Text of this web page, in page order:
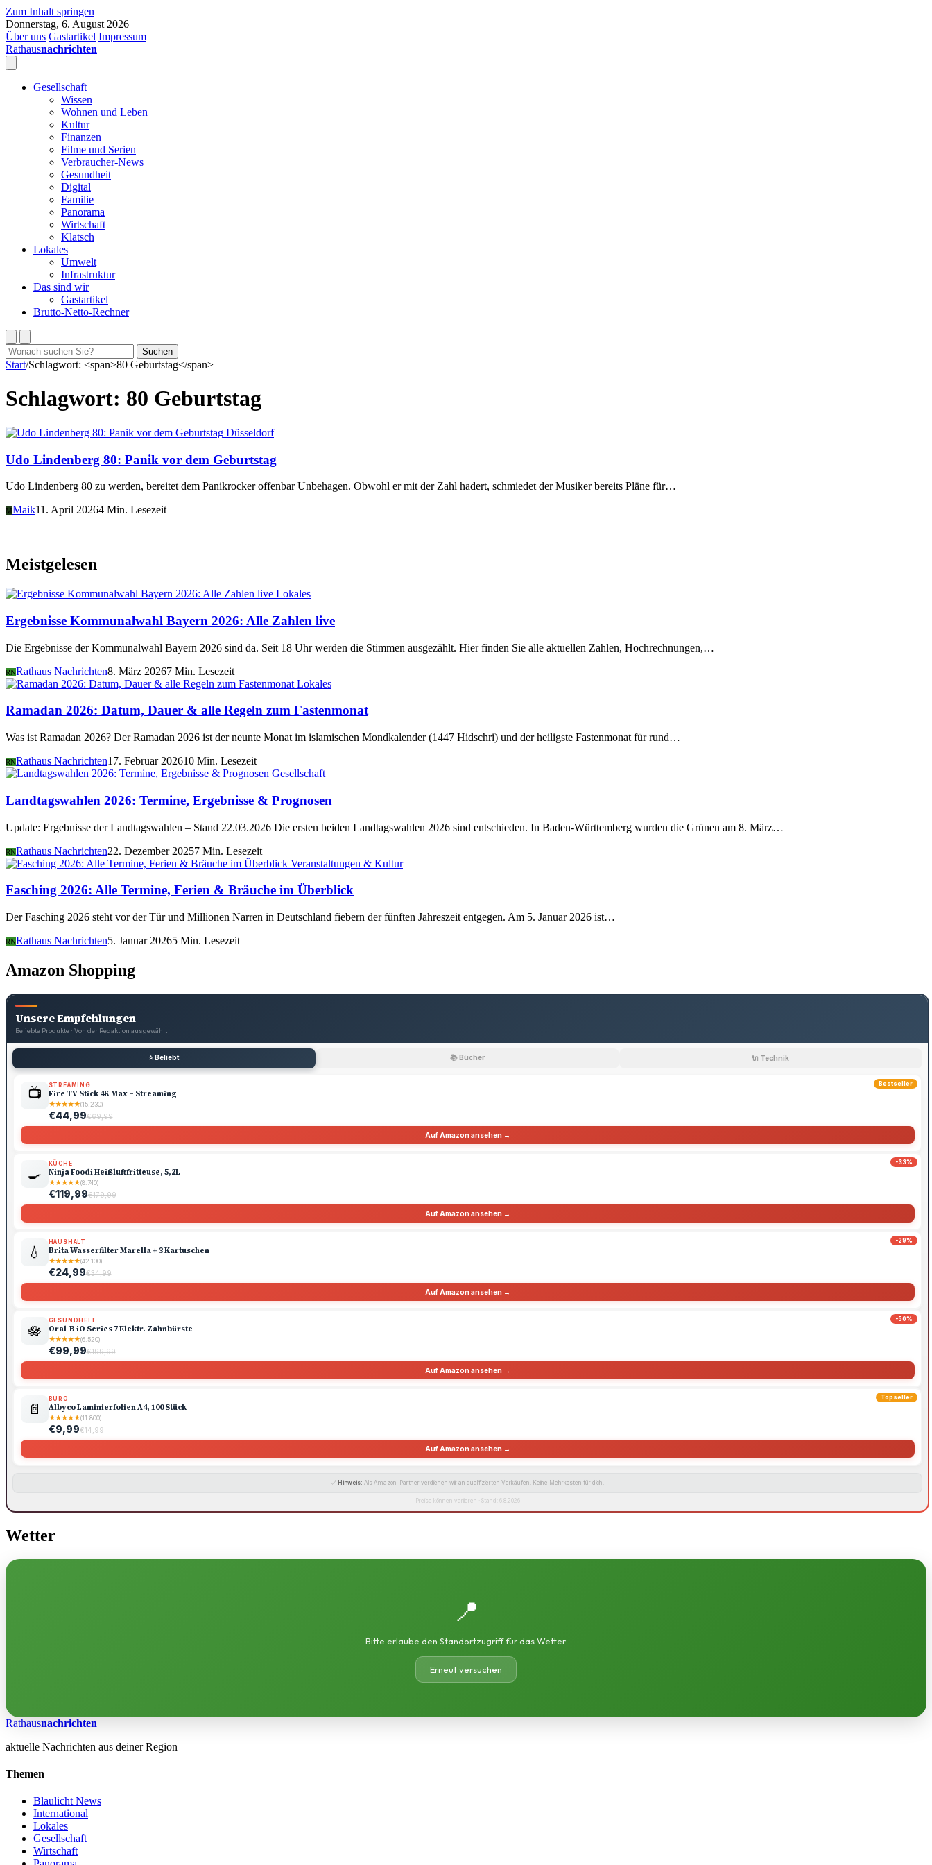
Zum Inhalt springen
Donnerstag, 6. August 2026
Über uns Gastartikel Impressum
Rathausnachrichten
Gesellschaft
Wissen
Wohnen und Leben
Kultur
Finanzen
Filme und Serien
Verbraucher-News
Gesundheit
Digital
Familie
Panorama
Wirtschaft
Klatsch
Lokales
Umwelt
Infrastruktur
Das sind wir
Gastartikel
Brutto-Netto-Rechner
Suchen
nach:
Suchen
Start/Schlagwort: <span>80 Geburtstag</span>
Schlagwort: 80 Geburtstag
Düsseldorf
Udo Lindenberg 80: Panik vor dem Geburtstag
Udo Lindenberg 80 zu werden, bereitet dem Panikrocker offenbar Unbehagen. Obwohl er mit der Zahl hadert, schmiedet der Musiker bereits Pläne für…
M Maik11. April 20264 Min. Lesezeit
Meistgelesen
Lokales
Ergebnisse Kommunalwahl Bayern 2026: Alle Zahlen live
Die Ergebnisse der Kommunalwahl Bayern 2026 sind da. Seit 18 Uhr werden die Stimmen ausgezählt. Hier finden Sie alle aktuellen Zahlen, Hochrechnungen,…
RNRathaus Nachrichten8. März 20267 Min. Lesezeit
Lokales
Ramadan 2026: Datum, Dauer & alle Regeln zum Fastenmonat
Was ist Ramadan 2026? Der Ramadan 2026 ist der neunte Monat im islamischen Mondkalender (1447 Hidschri) und der heiligste Fastenmonat für rund…
RNRathaus Nachrichten17. Februar 202610 Min. Lesezeit
Gesellschaft
Landtagswahlen 2026: Termine, Ergebnisse & Prognosen
Update: Ergebnisse der Landtagswahlen – Stand 22.03.2026 Die ersten beiden Landtagswahlen 2026 sind entschieden. In Baden-Württemberg wurden die Grünen am 8. März…
RNRathaus Nachrichten22. Dezember 20257 Min. Lesezeit
Veranstaltungen & Kultur
Fasching 2026: Alle Termine, Ferien & Bräuche im Überblick
Der Fasching 2026 steht vor der Tür und Millionen Narren in Deutschland fiebern der fünften Jahreszeit entgegen. Am 5. Januar 2026 ist…
RNRathaus Nachrichten5. Januar 20265 Min. Lesezeit
Amazon Shopping
Unsere Empfehlungen
Beliebte Produkte · Von der Redaktion ausgewählt
⭐ Beliebt 📚 Bücher 🔌 Technik
Bestseller
📺 STREAMING
Fire TV Stick 4K Max – Streaming
★★★★★(15.230)
€44,99€69,99
Auf Amazon ansehen →
-33%
🍳
KÜCHE
Ninja Foodi Heißluftfritteuse, 5,2L
★★★★★(8.740)
€119,99€179,99
Auf Amazon ansehen →
-29%
💧
HAUSHALT
Brita Wasserfilter Marella + 3 Kartuschen
★★★★★(42.100)
€24,99€34,99
Auf Amazon ansehen →
-50%
🪷
GESUNDHEIT
Oral-B iO Series 7 Elektr. Zahnbürste
★★★★★(6.520)
€99,99€199,99
Auf Amazon ansehen →
Topseller
📄
BÜRO
Albyco Laminierfolien A4, 100 Stück
★★★★★(11.800)
€9,99€14,99
Auf Amazon ansehen →
🔗 Hinweis: Als Amazon-Partner verdienen wir an qualifizierten Verkäufen. Keine Mehrkosten für dich.
Preise können variieren · Stand: 6.8.2026
Wetter
📍
Bitte erlaube den Standortzugriff für das Wetter.
Erneut versuchen
Rathausnachrichten
aktuelle Nachrichten aus deiner Region
Themen
Blaulicht News
International
Lokales
Gesellschaft
Wirtschaft